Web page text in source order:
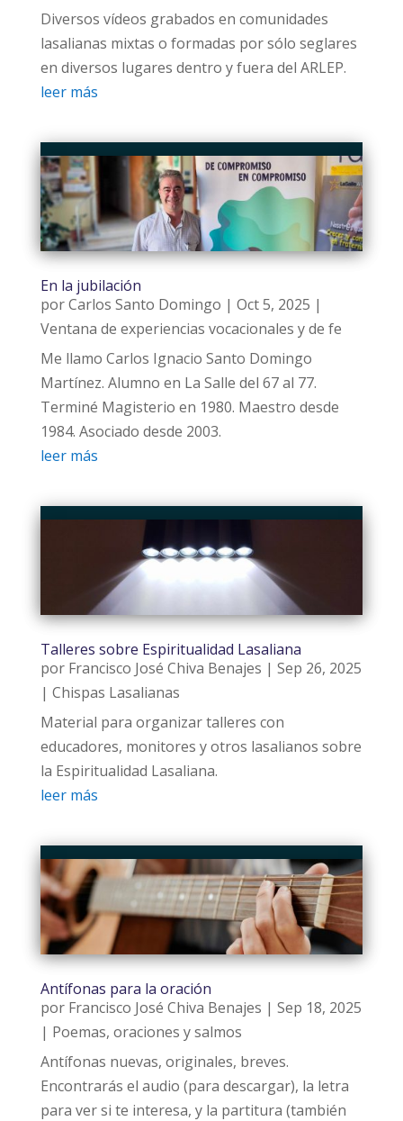
Diversos vídeos grabados en comunidades
lasalianas mixtas o formadas por sólo seglares
en diversos lugares dentro y fuera del ARLEP.
leer más
En la jubilación
porCarlos Santo Domingo | Oct 5, 2025 |
Ventana de experiencias vocacionales y de fe
Me llamo Carlos Ignacio Santo Domingo
Martínez. Alumno en La Salle del 67 al 77.
Terminé Magisterio en 1980. Maestro desde
1984. Asociado desde 2003.
leer más
Talleres sobre Espiritualidad Lasaliana
por Francisco José Chiva Benajes | Sep 26, 2025
| Chispas Lasalianas
Material para organizar talleres con
educadores, monitores y otros lasalianos sobre
la Espiritualidad Lasaliana.
leer más
Antífonas para la oración
por Francisco José Chiva Benajes | Sep 18, 2025
| Poemas, oraciones y salmos
Antífonas nuevas, originales, breves.
Encontrarás el audio (para descargar), la letra
para ver si te interesa, y la partitura (también